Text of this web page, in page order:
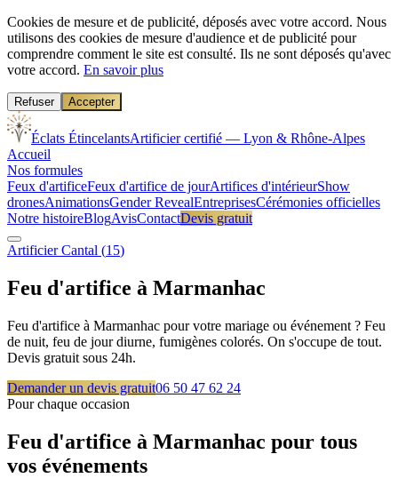
Cookies de mesure et de publicité, déposés avec votre accord. Nous
utilisons des cookies de mesure d'audience et de publicité pour
comprendre comment le site est consulté. Ils ne sont déposés qu'avec
votre accord. En savoir plus
Refuser Accepter
Éclats ÉtincelantsArtificier certifié — Lyon & Rhône-Alpes
Accueil
Nos formules
Feux d'artificeFeux d'artifice de jourArtifices d'intérieurShow
dronesAnimationsGender RevealEntreprisesCérémonies officielles
Notre histoireBlogAvisContactDevis gratuit
ArtificierCantal (15)
Feu d'artifice à Marmanhac
Feu d'artifice à Marmanhac pour votre mariage ou événement ? Feu
de nuit, feu de jour diurne, fumigènes colorés. On s'occupe de tout.
Devis gratuit sous 24h.
Demander un devis gratuit06 50 47 62 24
Pour chaque occasion
Feu d'artifice à Marmanhac pour tous
vos événements